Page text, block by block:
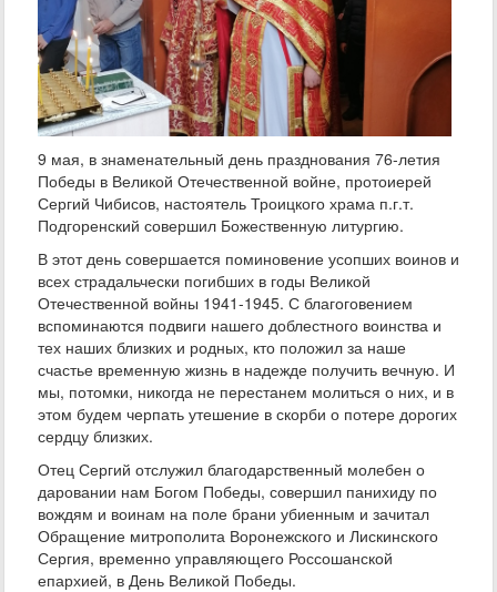
9 мая, в знаменательный день празднования 76-летия
Победы в Великой Отечественной войне, протоиерей
Сергий Чибисов, настоятель Троицкого храма п.г.т.
Подгоренский совершил Божественную литургию.
В этот день совершается поминовение усопших воинов и
всех страдальчески погибших в годы Великой
Отечественной войны 1941-1945. С благоговением
вспоминаются подвиги нашего доблестного воинства и
тех наших близких и родных, кто положил за наше
счастье временную жизнь в надежде получить вечную. И
мы, потомки, никогда не перестанем молиться о них, и в
этом будем черпать утешение в скорби о потере дорогих
сердцу близких.
Отец Сергий отслужил благодарственный молебен о
даровании нам Богом Победы, совершил панихиду по
вождям и воинам на поле брани убиенным и зачитал
Обращение митрополита Воронежского и Лискинского
Сергия, временно управляющего Россошанской
епархией, в День Великой Победы.